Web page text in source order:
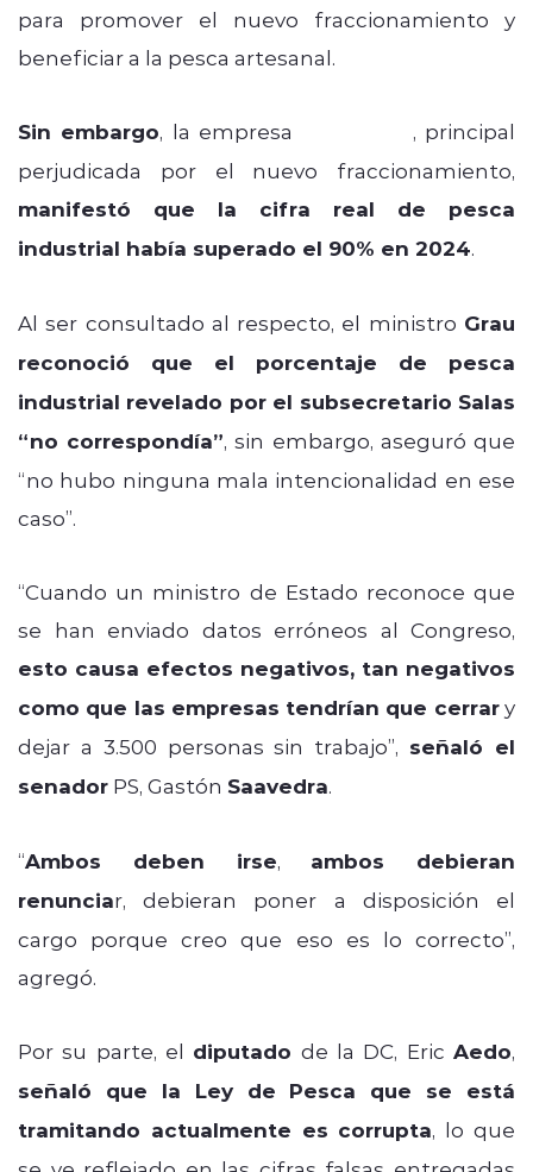
para promover el nuevo fraccionamiento y
beneficiar a la pesca artesanal.
Sin embargo, la empresa
, principal
perjudicada por el nuevo fraccionamiento,
manifestó que la cifra real de pesca
industrial había superado el 90% en 2024.
Al ser consultado al respecto, el ministro Grau
reconoció que el porcentaje de pesca
industrial revelado por el subsecretario Salas
“no correspondía”, sin embargo, aseguró que
“no hubo ninguna mala intencionalidad en ese
caso”.
“Cuando un ministro de Estado reconoce que
se han enviado datos erróneos al Congreso,
esto causa efectos negativos, tan negativos
como que las empresas tendrían que cerrary
dejar a 3.500 personas sin trabajo”, señaló el
senador PS, Gastón Saavedra.
“Ambos deben irse, ambos debieran
renunciar, debieran poner a disposición el
cargo porque creo que eso es lo correcto”,
agregó.
Por su parte, el diputado de la DC, EricAedo,
señaló que la Ley de Pesca que se está
tramitando actualmente es corrupta, lo que